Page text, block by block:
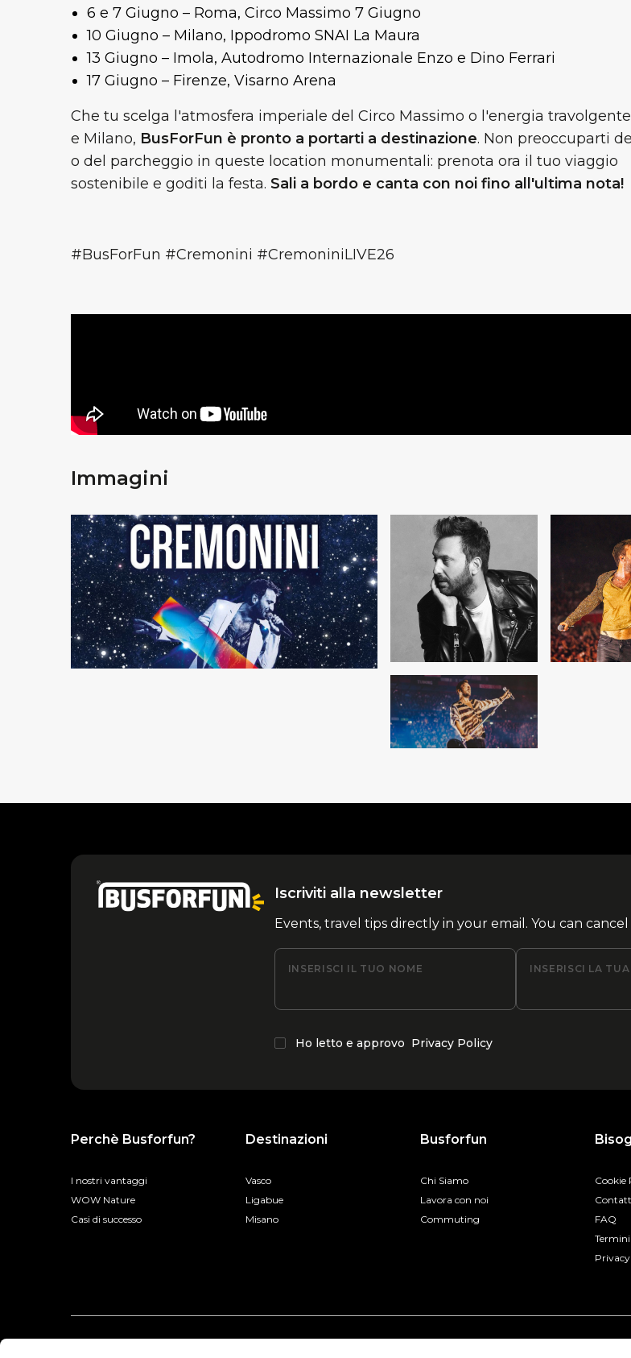
6 e 7 Giugno – Roma, Circo Massimo 7 Giugno
10 Giugno – Milano, Ippodromo SNAI La Maura
13 Giugno – Imola, Autodromo Internazionale Enzo e Dino Ferrari
17 Giugno – Firenze, Visarno Arena
Che tu scelga l'atmosfera imperiale del Circo Massimo o l'energia
e Milano, BusForFun è pronto a portarti a destinazione. Non preoccuparti
o del parcheggio in queste location monumentali: prenota ora il tuo viaggio
sostenibile e goditi la festa. Sali a bordo e canta con noi fino all'ultima nota!
#BusForFun #Cremonini #CremoniniLIVE26
Immagini
Iscriviti alla newsletter
Events, travel tips directly in your email. You can
INSERISCI IL TUO NOME INSERISCI LA
Ho letto e approvo Privacy Policy
Perchè Busforfun?
I nostri vantaggi
WOW Nature
Casi di successo
Destinazioni
Vasco
Ligabue
Misano
Busforfun
Chi Siamo
Lavora con noi
Commuting
Cookie
FAQ